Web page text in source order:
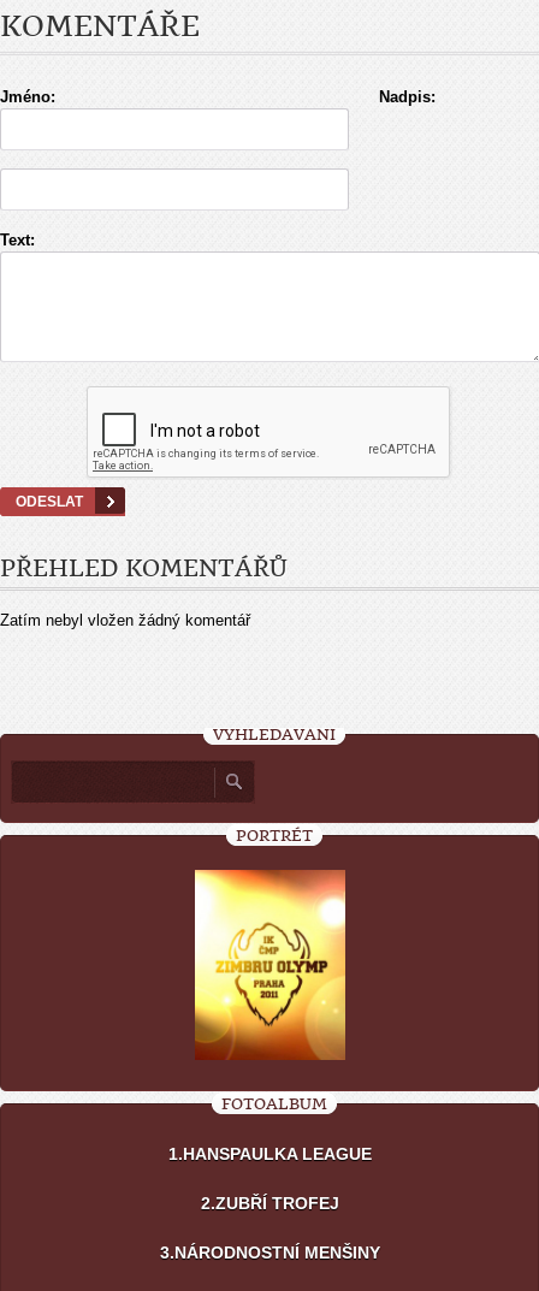
KOMENTÁŘE
Jméno: Nadpis:
Text:
PŘEHLED KOMENTÁŘŮ
Zatím nebyl vložen žádný komentář
VYHLEDÁVÁNÍ
PORTRÉT
FOTOALBUM
1.HANSPAULKA LEAGUE
2.ZUBŘÍ TROFEJ
3.NÁRODNOSTNÍ MENŠINY